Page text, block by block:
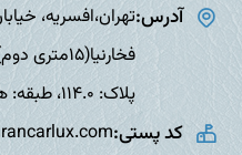
آدرس:تهران،افسریه،
پلاک: 114.0، طبقه: همکف
کد پستی: